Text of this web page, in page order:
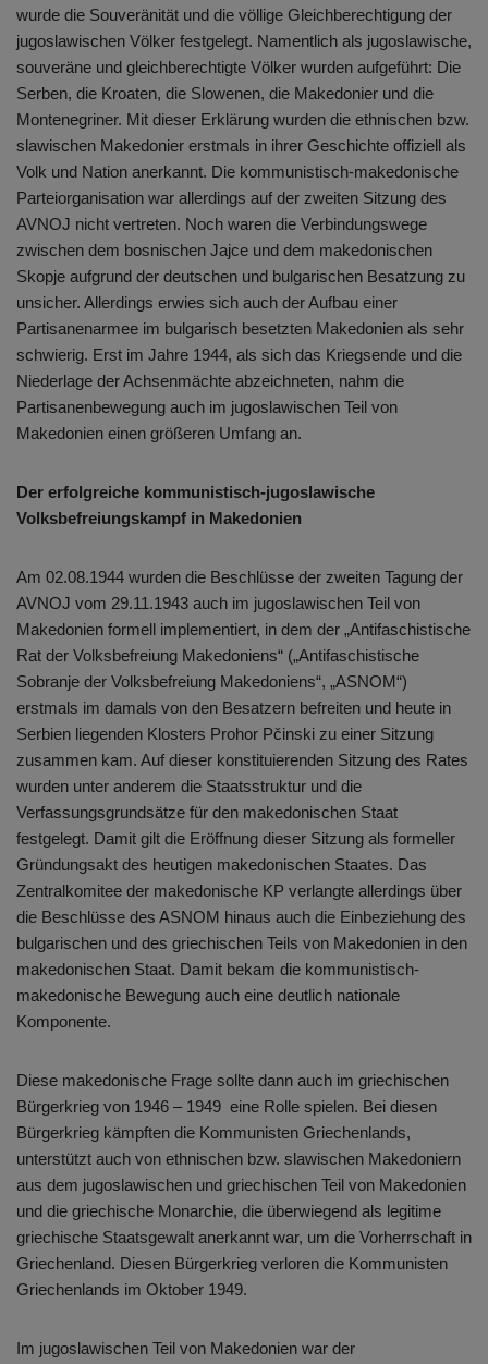
wurde die Souveränität und die völlige Gleichberechtigung der
jugoslawischen Völker festgelegt. Namentlich als jugoslawische,
souveräne und gleichberechtigte Völker wurden aufgeführt: Die
Serben, die Kroaten, die Slowenen, die Makedonier und die
Montenegriner. Mit dieser Erklärung wurden die ethnischen bzw.
slawischen Makedonier erstmals in ihrer Geschichte offiziell als
Volk und Nation anerkannt. Die kommunistisch-makedonische
Parteiorganisation war allerdings auf der zweiten Sitzung des
AVNOJ nicht vertreten. Noch waren die Verbindungswege
zwischen dem bosnischen Jajce und dem makedonischen
Skopje aufgrund der deutschen und bulgarischen Besatzung zu
unsicher. Allerdings erwies sich auch der Aufbau einer
Partisanenarmee im bulgarisch besetzten Makedonien als sehr
schwierig. Erst im Jahre 1944, als sich das Kriegsende und die
Niederlage der Achsenmächte abzeichneten, nahm die
Partisanenbewegung auch im jugoslawischen Teil von
Makedonien einen größeren Umfang an.
Der erfolgreiche kommunistisch-jugoslawische
Volksbefreiungskampf in Makedonien
Am 02.08.1944 wurden die Beschlüsse der zweiten Tagung der
AVNOJ vom 29.11.1943 auch im jugoslawischen Teil von
Makedonien formell implementiert, in dem der „Antifaschistische
Rat der Volksbefreiung Makedoniens“ („Antifaschistische
Sobranje der Volksbefreiung Makedoniens“, „ASNOM“)
erstmals im damals von den Besatzern befreiten und heute in
Serbien liegenden Klosters Prohor Pčinski zu einer Sitzung
zusammen kam. Auf dieser konstituierenden Sitzung des Rates
wurden unter anderem die Staatsstruktur und die
Verfassungsgrundsätze für den makedonischen Staat
festgelegt. Damit gilt die Eröffnung dieser Sitzung als formeller
Gründungsakt des heutigen makedonischen Staates. Das
Zentralkomitee der makedonische KP verlangte allerdings über
die Beschlüsse des ASNOM hinaus auch die Einbeziehung des
bulgarischen und des griechischen Teils von Makedonien in den
makedonischen Staat. Damit bekam die kommunistisch-
makedonische Bewegung auch eine deutlich nationale
Komponente.
Diese makedonische Frage sollte dann auch im griechischen
Bürgerkrieg von 1946 – 1949 eine Rolle spielen. Bei diesen
Bürgerkrieg kämpften die Kommunisten Griechenlands,
unterstützt auch von ethnischen bzw. slawischen Makedoniern
aus dem jugoslawischen und griechischen Teil von Makedonien
und die griechische Monarchie, die überwiegend als legitime
griechische Staatsgewalt anerkannt war, um die Vorherrschaft in
Griechenland. Diesen Bürgerkrieg verloren die Kommunisten
Griechenlands im Oktober 1949.
Im jugoslawischen Teil von Makedonien war der